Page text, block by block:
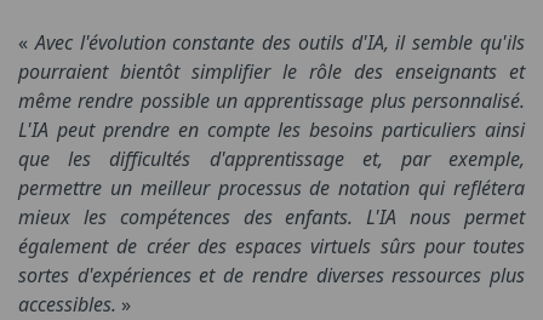
«Avec l'évolution constante des outils d'IA, il semble qu'ils
pourraient bientôt simplifier le rôle des enseignants et
même rendre possible un apprentissage plus personnalisé.
L'IA peut prendre en compte les besoins particuliers ainsi
que les difficultés d'apprentissage et, par exemple,
permettre un meilleur processus de notation qui reflétera
mieux les compétences des enfants. L'IA nous permet
également de créer des espaces virtuels sûrs pour toutes
sortes d'expériences et de rendre diverses ressources plus
accessibles. »